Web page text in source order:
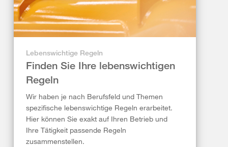
Lebenswichtige Regeln
Finden Sie Ihre lebenswichtigen
Regeln
Wir haben je nach Berufsfeld und Themen
spezifische lebenswichtige Regeln erarbeitet.
Hier können Sie exakt auf Ihren Betrieb und
Ihre Tätigkeit passende Regeln
zusammenstellen.